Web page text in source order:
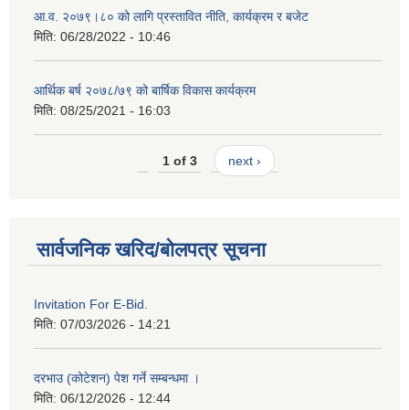
आ.व. २०७९।८० को लागि प्रस्तावित नीति, कार्यक्रम र बजेट
मिति: 06/28/2022 - 10:46
आर्थिक बर्ष २०७८/७९ को बार्षिक विकास कार्यक्रम
मिति: 08/25/2021 - 16:03
1 of 3 next ›
सार्वजनिक खरिद/बोलपत्र सूचना
Invitation For E-Bid.
मिति: 07/03/2026 - 14:21
दरभाउ (कोटेशन) पेश गर्ने सम्बन्धमा ।
मिति: 06/12/2026 - 12:44